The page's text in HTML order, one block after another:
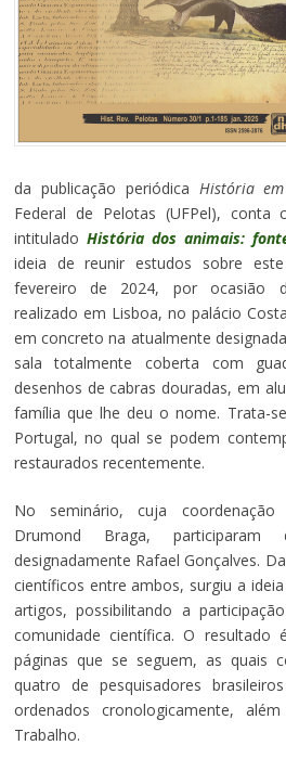
da publicação periódica História em
Federal de Pelotas (UFPel), conta
intitulado História dos animais:
ideia de reunir estudos sobre
fevereiro de 2024, por ocasião
realizado em Lisboa, no palácio
em concreto na atualmente
sala totalmente coberta com
desenhos de cabras douradas, em
família que lhe deu o nome. Trata-
Portugal, no qual se podem
restaurados recentemente.
No seminário, cuja
Drumond Braga, participaram
designadamente Rafael Gonçalves.
científicos entre ambos, surgiu a
artigos, possibilitando a
comunidade científica. O
páginas que se seguem, as quais
quatro de pesquisadores
ordenados cronologicamente,
Trabalho.